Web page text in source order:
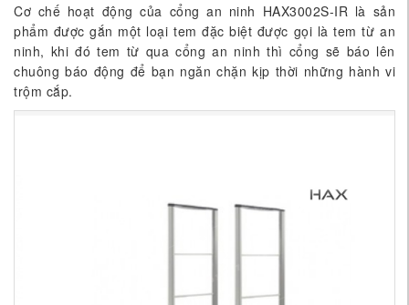
Cơ chế hoạt động của cổng an ninh HAX3002S-IR là sản
phẩm được gắn một loại tem đặc biệt được gọi là tem từ an
ninh, khi đó tem từ qua cổng an ninh thì cổng sẽ báo lên
chuông báo động để bạn ngăn chặn kịp thời những hành vi
trộm cắp.